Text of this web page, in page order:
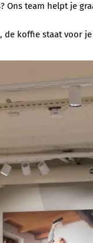
team helpt je
de koffie staat voor je